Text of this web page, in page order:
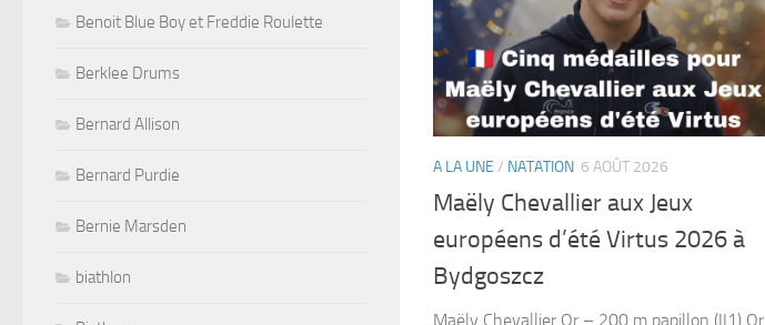
A LA UNE / NATATION 6 AOÛT 2026
Maëly Chevallier aux Jeux
européens d’été Virtus 2026 à
Bydgoszcz
Maëly Chevallier Or – 200 m papillon (II1) Or
Benoit Blue Boy et Freddie Roulette
Berklee Drums
Bernard Allison
Bernard Purdie
Bernie Marsden
biathlon